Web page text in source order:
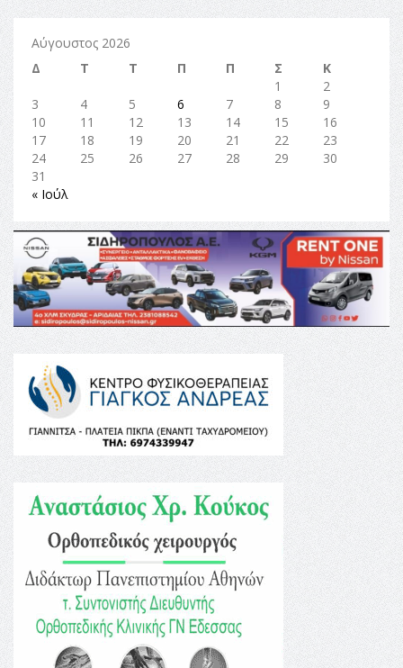
Αύγουστος 2026
Δ
Τ Τ Π Π Σ
Κ
1
2
3
4 5 6 7 8
9
10
11 12 13 14 15
16
17
18 19 20 21 22
23
24
25 26 27 28 29
30
31
« Ιούλ